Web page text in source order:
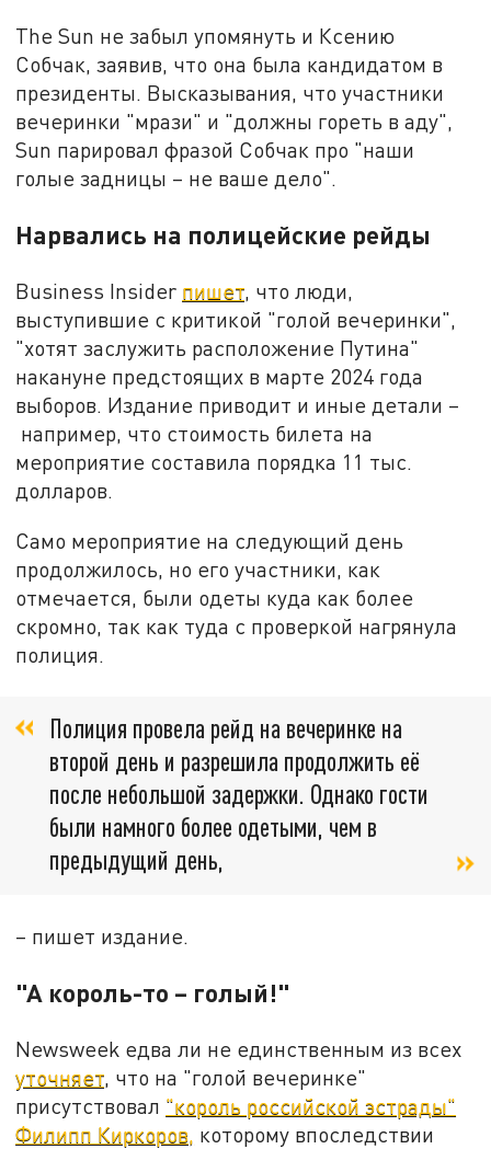
The Sun не забыл упомянуть и Ксению
Собчак, заявив, что она была кандидатом в
президенты. Высказывания, что участники
вечеринки "мрази" и "должны гореть в аду",
Sun парировал фразой Собчак про "наши
голые задницы – не ваше дело".
Нарвались на полицейские рейды
Business Insider пишет, что люди,
выступившие с критикой "голой вечеринки",
"хотят заслужить расположение Путина"
накануне предстоящих в марте 2024 года
выборов. Издание приводит и иные детали –
например, что стоимость билета на
мероприятие составила порядка 11 тыс.
долларов.
Само мероприятие на следующий день
продолжилось, но его участники, как
отмечается, были одеты куда как более
скромно, так как туда с проверкой нагрянула
полиция.
Полиция провела рейд на вечеринке на
второй день и разрешила продолжить её
после небольшой задержки. Однако гости
были намного более одетыми, чем в
предыдущий день,
– пишет издание.
"А король-то – голый!"
Newsweek едва ли не единственным из всех
уточняет, что на "голой вечеринке"
присутствовал "король российской эстрады"
Филипп Киркоров, которому впоследствии